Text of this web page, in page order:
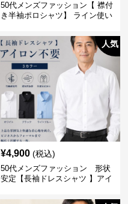
50代メンズファッション【 襟付
き半袖ポロシャツ】 ライン使い
人気
¥4,900 (税込)
50代メンズファッション 形状
安定【長袖ドレスシャツ 】アイ